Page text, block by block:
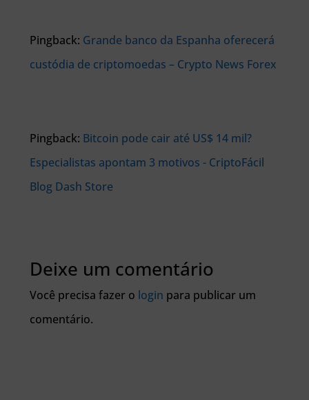
Pingback: Grande banco da Espanha oferecerá
custódia de criptomoedas – Crypto News Forex
Pingback: Bitcoin pode cair até US$ 14 mil?
Especialistas apontam 3 motivos - CriptoFácil
Blog Dash Store
Deixe um comentário
Você precisa fazer o login para publicar um
comentário.